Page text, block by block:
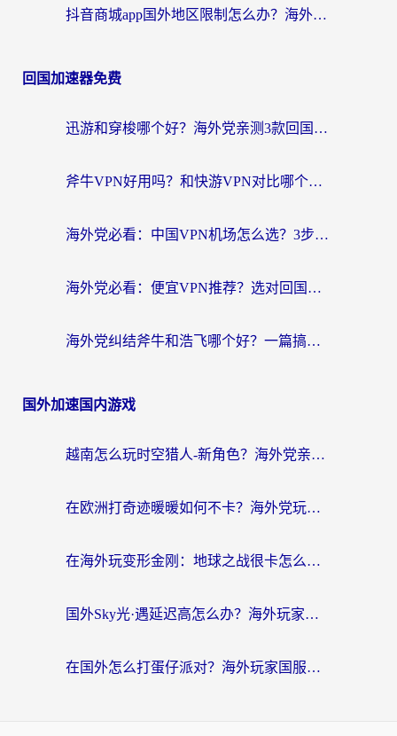
抖音商城app国外地区限制怎么办？海外党解锁国内内容的实用指南
回国加速器免费
迅游和穿梭哪个好？海外党亲测3款回国加速器+手游加速对比，附避坑指南
斧牛VPN好用吗？和快游VPN对比哪个回国效果更好？马来西亚留学生亲测分享
海外党必看：中国VPN机场怎么选？3步教你无缝访问国内资源（附避坑指南）
海外党必看：便宜VPN推荐？选对回国加速器才能无缝刷国内剧玩国服
海外党纠结斧牛和浩飞哪个好？一篇搞定回国加速器选择+无缝访问国内资源指南
国外加速国内游戏
越南怎么玩时空猎人-新角色？海外党亲测有效的国服游戏加速指南
在欧洲打奇迹暖暖如何不卡？海外党玩国服游戏的终极加速攻略
在海外玩变形金刚：地球之战很卡怎么办？老玩家亲测的加速器指南，解决卡顿烦恼
国外Sky光·遇延迟高怎么办？海外玩家国服游戏加速终极指南（附实测技巧）
在国外怎么打蛋仔派对？海外玩家国服游戏加速避坑指南（附实测推荐）